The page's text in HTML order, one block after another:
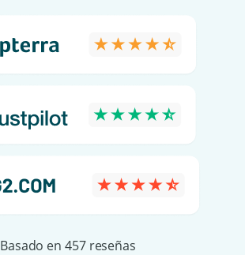
Basado en 457 reseñas